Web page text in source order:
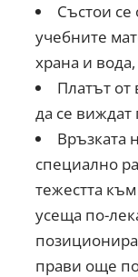
Състои се
учебните
храна и
Платът от
да се
Връзката
специално
тежестта
усеща по-
прави още